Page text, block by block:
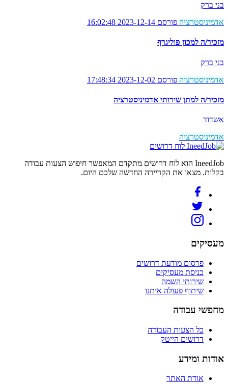
בני ברק
אדמיניסטרציה פורסם 2023-12-14 16:02:48
מזכיר/ה למכון פוליגרף
בני ברק
אדמיניסטרציה פורסם 2023-12-02 17:48:34
מזכיר/ה למתן שירותי אדמיניסטרציה
אשדוד
אדמיניסטרציה
לוח דרושים
IneedJob הוא לוח דרושים מתקדם המאפשר חיפוש הצעות עבודה
בקלות. מצאו את הקריירה החדשה שלכם היום.
מעסיקים
פרסום מודעת דרושים
כניסת מעסיקים
שירותי השמה
שיתוף פעולה איתנו
מחפשי עבודה
כל הצעות העבודה
דרושים הייטק
אודות ומידע
אודת האתר